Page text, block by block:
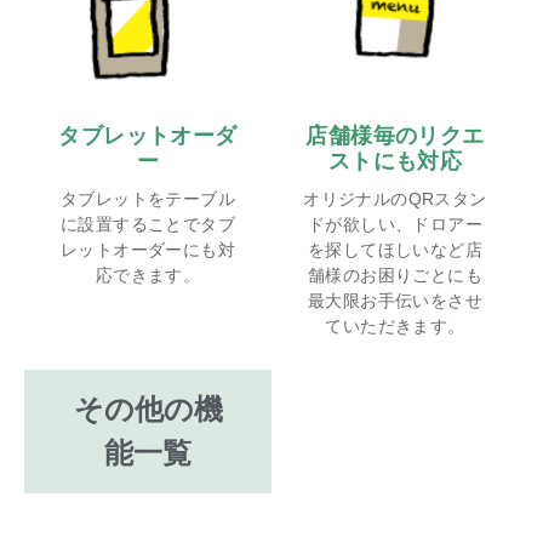
その他の機
能一覧
タブレットオーダ
ー
タブレットをテーブル
に設置することでタブ
レットオーダーにも対
応できます。
店舗様毎のリクエ
ストにも対応
オリジナルのQRスタン
ドが欲しい、ドロアー
を探してほしいなど店
舗様のお困りごとにも
最大限お手伝いをさせ
ていただきます。